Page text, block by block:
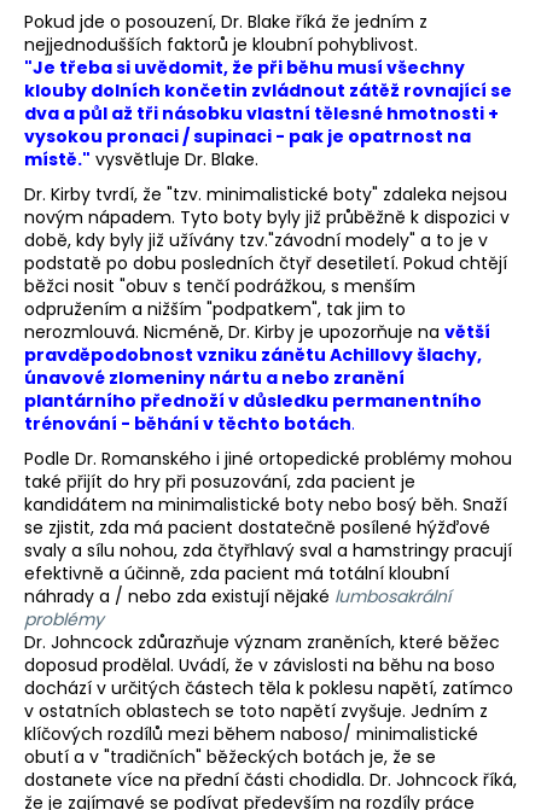
Pokud jde o posouzení, Dr. Blake říká že jedním z
nejjednodušších faktorů je kloubní pohyblivost.
"Je třeba si uvědomit, že při běhu musí všechny
klouby dolních končetin zvládnout zátěž rovnající se
dva a půl až tři násobku vlastní tělesné hmotnosti +
vysokou pronaci / supinaci - pak je opatrnost na
místě." vysvětluje Dr. Blake.
Dr. Kirby tvrdí, že "tzv. minimalistické boty" zdaleka nejsou
novým nápadem. Tyto boty byly již průběžně k dispozici v
době, kdy byly již užívány tzv."závodní modely" a to je v
podstatě po dobu posledních čtyř desetiletí. Pokud chtějí
běžci nosit "obuv s tenčí podrážkou, s menším
odpružením a nižším "podpatkem", tak jim to
nerozmlouvá. Nicméně, Dr. Kirby je upozorňuje na větší
pravděpodobnost vzniku zánětu Achillovy šlachy,
únavové zlomeniny nártu a nebo zranění
plantárního přednoží v důsledku permanentního
trénování - běhání v těchto botách.
Podle Dr. Romanského i jiné ortopedické problémy mohou
také přijít do hry při posuzování, zda pacient je
kandidátem na minimalistické boty nebo bosý běh. Snaží
se zjistit, zda má pacient dostatečně posílené hýžďové
svaly a sílu nohou, zda čtyřhlavý sval a hamstringy pracují
efektivně a účinně, zda pacient má totální kloubní
náhrady a / nebo zda existují nějaké lumbosakrální
problémy
Dr. Johncock zdůrazňuje význam zraněních, které běžec
doposud prodělal. Uvádí, že v závislosti na běhu na boso
dochází v určitých částech těla k poklesu napětí, zatímco
v ostatních oblastech se toto napětí zvyšuje. Jedním z
klíčových rozdílů mezi během naboso/ minimalistické
obutí a v "tradičních" běžeckých botách je, že se
dostanete více na přední části chodidla. Dr. Johncock říká,
že je zajímavé se podívat především na rozdíly práce